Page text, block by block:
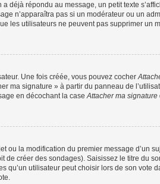
déjà répondu au message, un petit texte
n’apparaîtra pas si un modérateur ou un
les utilisateurs ne peuvent pas supprimer un
Une fois créée, vous pouvez cocher
ma signature » à partir du panneau de
en décochant la caseAttacher ma signature
ou la modification du premier message d’un
de créer des sondages). Saisissez le titre du
utilisateur peut choisir lors de son vote